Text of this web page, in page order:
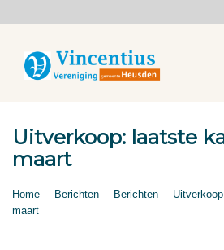
Uitverkoop: laatste
maart
Home Berichten Berichten
maart